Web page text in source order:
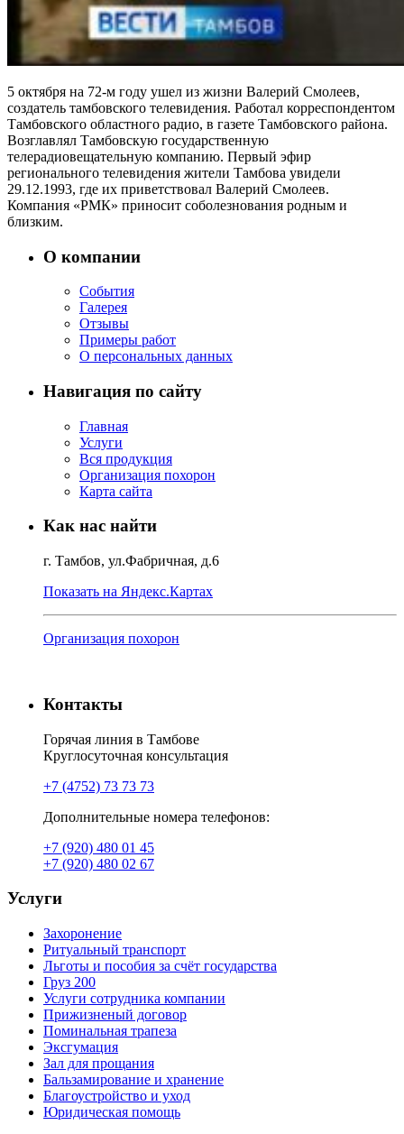
5 октября на 72-м году ушел из жизни Валерий Смолеев,
создатель тамбовского телевидения. Работал корреспондентом
Тамбовского областного радио, в газете Тамбовского района.
Возглавлял Тамбовскую государственную
телерадиовещательную компанию. Первый эфир
регионального телевидения жители Тамбова увидели
29.12.1993, где их приветствовал Валерий Смолеев.
Компания «РМК» приносит соболезнования родным и
близким.
О компании
События
Галерея
Отзывы
Примеры работ
О персональных данных
Навигация по сайту
Главная
Услуги
Вся продукция
Организация похорон
Карта сайта
Как нас найти
г. Тамбов, ул.Фабричная, д.6
Показать на Яндекс.Картах
Организация похорон
Контакты
Горячая линия в Тамбове
Круглосуточная консультация
+7 (4752) 73 73 73
Дополнительные номера телефонов:
+7 (920) 480 01 45
+7 (920) 480 02 67
Услуги
Захоронение
Ритуальный транспорт
Льготы и пособия за счёт государства
Груз 200
Услуги сотрудника компании
Прижизненый договор
Поминальная трапеза
Эксгумация
Зал для прощания
Бальзамирование и хранение
Благоустройство и уход
Юридическая помощь